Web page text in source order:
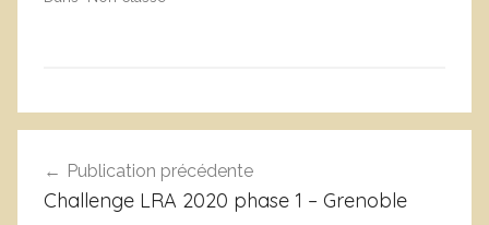
N
c
de
Publication précédente
Challenge LRA 2020 phase 1 – Grenoble